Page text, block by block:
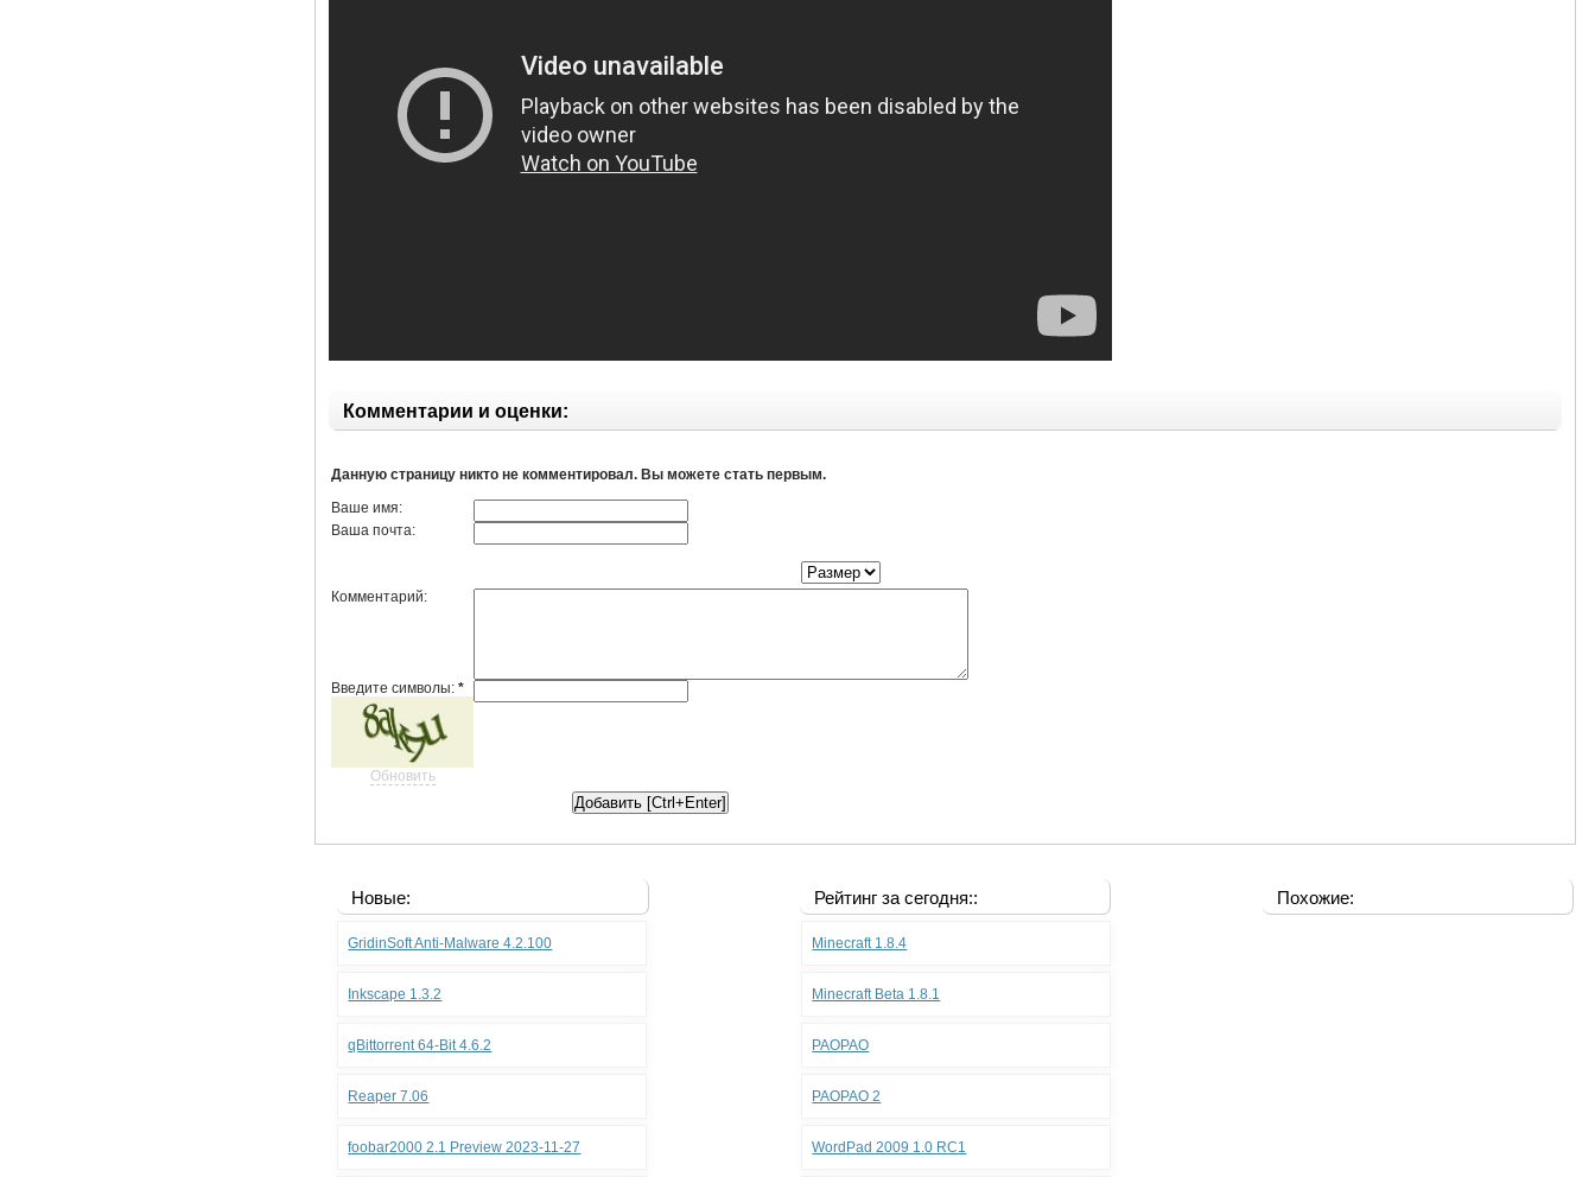
Комментарии и оценки:
Данную страницу никто не комментировал. Вы можете стать первым.
Ваше имя:
Ваша почта:
Комментарий:
Введите символы:*
Обновить
Новые:
GridinSoft Anti-Malware 4.2.100
Inkscape 1.3.2
qBittorrent 64-Bit 4.6.2
Reaper 7.06
foobar2000 2.1 Preview 2023-11-27
Рейтинг за сегодня::
Minecraft 1.8.4
Minecraft Beta 1.8.1
PAOPAO
PAOPAO 2
WordPad 2009 1.0 RC1
Похожие: